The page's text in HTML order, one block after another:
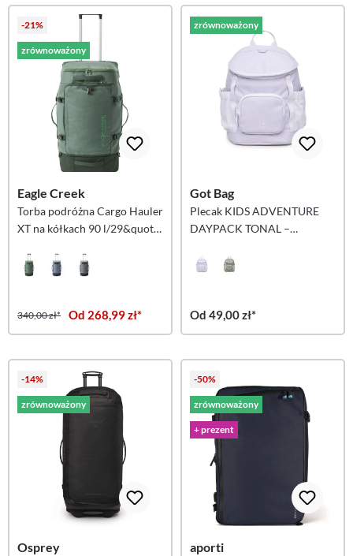
-21%
zrównoważony
Eagle Creek
Torba podróżna Cargo Hauler
XT na kółkach 90 l/29&quot;
340,00 zł* Od 268,99 zł*
zrównoważony
Got Bag
Plecak KIDS ADVENTURE
DAYPACK TONAL –
Od 49,00 zł*
-14%
zrównoważony
Osprey
-50%
zrównoważony
+ prezent
aporti